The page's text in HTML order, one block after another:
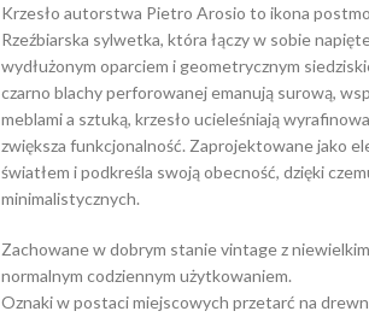
Krzesło autorstwa Pietro Arosio to ikona
Rzeźbiarska sylwetka, która łączy w sobie
wydłużonym oparciem i geometrycznym
czarno blachy perforowanej emanują surową,
meblami a sztuką, krzesło ucieleśniają
zwiększa funkcjonalność. Zaprojektowane jako
światłem i podkreśla swoją obecność, dzięki
minimalistycznych.
Zachowane w dobrym stanie vintage z
normalnym codziennym użytkowaniem.
Oznaki w postaci miejscowych przetarć na